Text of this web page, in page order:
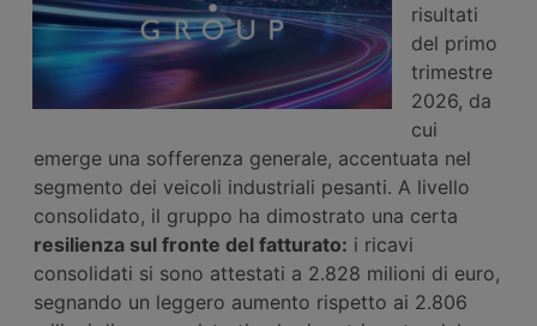
risultati
del primo
trimestre
2026, da
cui
emerge una sofferenza generale, accentuata nel
segmento dei veicoli industriali pesanti. A livello
consolidato, il gruppo ha dimostrato una certa
resilienza sul fronte del fatturato: i ricavi
consolidati si sono attestati a 2.828 milioni di euro,
segnando un leggero aumento rispetto ai 2.806